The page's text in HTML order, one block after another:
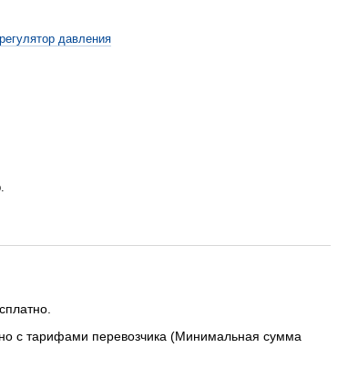
давления
с тарифами перевозчика (Минимальная сумма